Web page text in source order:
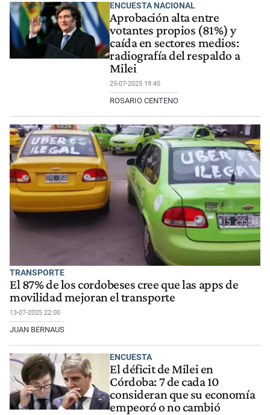
ENCUESTA NACIONAL
Aprobación alta entre
votantes propios (81 %) y
caída en sectores medios:
radiografía del respaldo a
Milei
25-07-2025 19:45
ROSARIO CENTENO
TRANSPORTE
El 87% de los cordobeses cree que las apps de
movilidad mejoran el transporte
13-07-2025 22:00
JUAN BERNAUS
ENCUESTA
El déficit de Milei en
Córdoba: 7 de cada 10
consideran que su economía
empeoró o no cambió